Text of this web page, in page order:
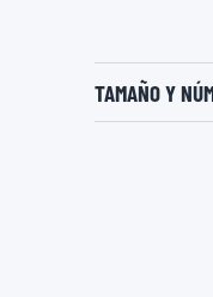
TAMAÑO Y